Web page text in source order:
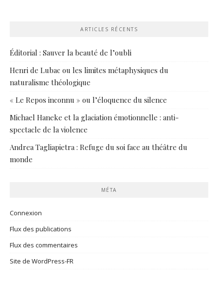
ARTICLES RÉCENTS
Éditorial : Sauver la beauté de l’oubli
Henri de Lubac ou les limites métaphysiques du
naturalisme théologique
« Le Repos inconnu » ou l’éloquence du silence
Michael Haneke et la glaciation émotionnelle : anti-
spectacle de la violence
Andrea Tagliapietra : Refuge du soi face au théâtre du
monde
MÉTA
Connexion
Flux des publications
Flux des commentaires
Site de WordPress-FR